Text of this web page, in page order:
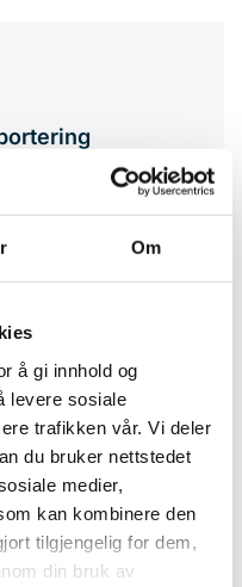
Om
å gi innhold og
levere sosiale
trafikken vår. Vi deler
du bruker nettstedet
medier,
kan kombinere den
tilgjengelig for dem,
din bruk av
utvikling og
følger dokumenterte
med oppfølging av
rapportering ved